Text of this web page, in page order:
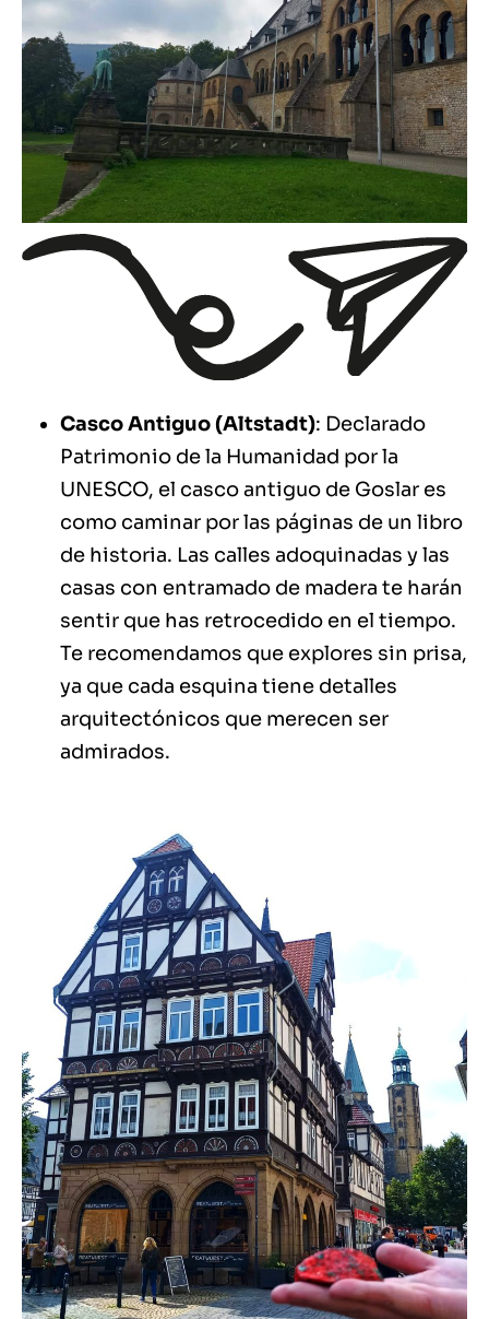
Casco Antiguo (Altstadt): Declarado
Patrimonio de la Humanidad por la
UNESCO, el casco antiguo de Goslar es
como caminar por las páginas de un libro
de historia. Las calles adoquinadas y las
casas con entramado de madera te harán
sentir que has retrocedido en el tiempo.
Te recomendamos que explores sin prisa,
ya que cada esquina tiene detalles
arquitectónicos que merecen ser
admirados.